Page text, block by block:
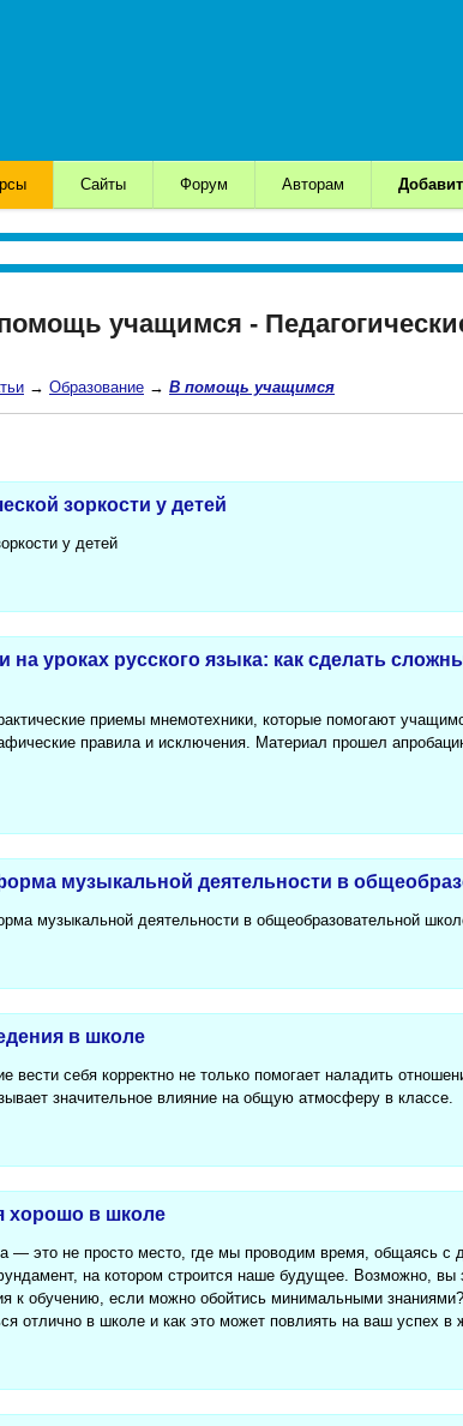
Сайты Форум Авторам
учащимся -
→ Образование → В помощь учащимся
зоркости у детей
у детей
уроках русского языка: как сделать
приемы мнемотехники, которые помогают
правила и исключения. Материал прошел
музыкальной деятельности в
музыкальной деятельности в общеобразовательной
в школе
вести себя корректно не только помогает наладить
значительное влияние на общую атмосферу в классе.
хорошо в школе
— это не просто место, где мы проводим время, общаясь с
на котором строится наше будущее. Возможно, вы
к обучению, если можно обойтись минимальными
отлично в школе и как это может повлиять на ваш успех в